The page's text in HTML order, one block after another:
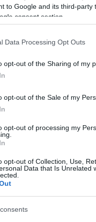
to Google and its third-
consent section.
Data Processing Opt Outs
opt-out of the Sharing of my
opt-out of the Sale of my
opt-out of processing my
opt-out of Collection, Use,
Data that Is Unrelated
cliccandoqui
nella sezione
Olbia
di GalluraOggi.it